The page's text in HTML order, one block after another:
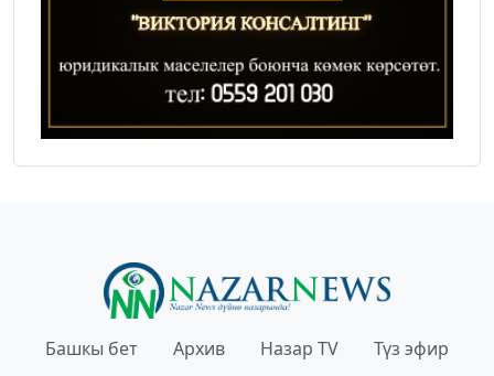
Башкы бет Архив Назар TV Түз эфир